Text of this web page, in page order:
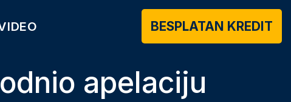
BESPLATAN KREDIT
apelaciju